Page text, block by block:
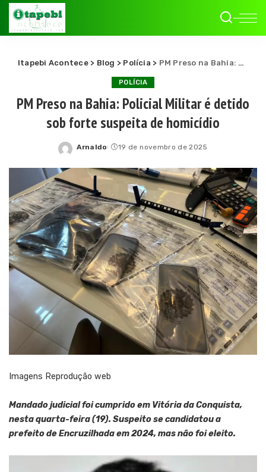
Itapebi Acontece> Blog > Polícia > PM Preso na Bahia: Policial Militar é detido sob forte suspeita de homicídio
POLÍCIA
PM Preso na Bahia: Policial Militar é detido
sob forte suspeita de homicídio
Posted
Arnaldo 19 de novembro de 2025
Imagens Reprodução web
Mandado judicial foi cumprido em Vitória da Conquista,
nesta quarta-feira (19). Suspeito se candidatou a
prefeito de Encruzilhada em 2024, mas não foi eleito.